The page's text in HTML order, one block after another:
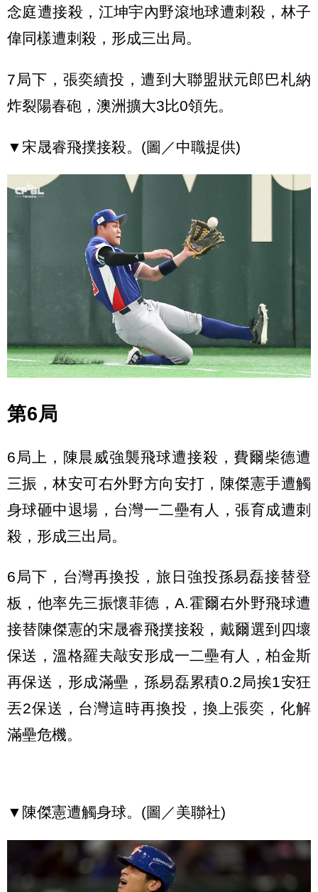
念庭遭接殺，江坤宇內野滾地球遭刺殺，林子
偉同樣遭刺殺，形成三出局。
7局下，張奕續投，遭到大聯盟狀元郎巴札納
炸裂陽春砲，澳洲擴大3比0領先。
▼宋晟睿飛撲接殺。(圖／中職提供)
第6局
6局上，陳晨威強襲飛球遭接殺，費爾柴德遭
三振，林安可右外野方向安打，陳傑憲手遭觸
身球砸中退場，台灣一二壘有人，張育成遭刺
殺，形成三出局。
6局下，台灣再換投，旅日強投孫易磊接替登
板，他率先三振懷菲德，A.霍爾右外野飛球遭
接替陳傑憲的宋晟睿飛撲接殺，戴爾選到四壞
保送，溫格羅夫敲安形成一二壘有人，柏金斯
再保送，形成滿壘，孫易磊累積0.2局挨1安狂
丟2保送，台灣這時再換投，換上張奕，化解
滿壘危機。
▼陳傑憲遭觸身球。(圖／美聯社)